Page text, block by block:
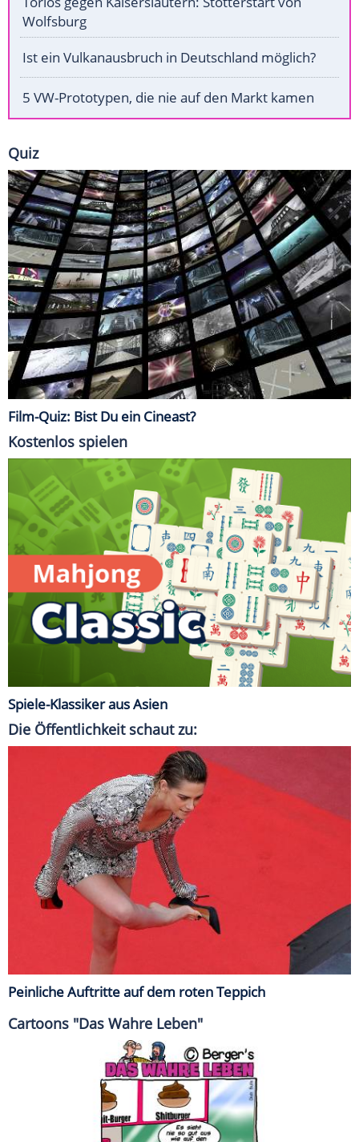
Wolfsburg
Ist ein Vulkanausbruch in Deutschland möglich?
5 VW-Prototypen, die nie auf den Markt kamen
Quiz
Film-Quiz: Bist Du ein Cineast?
Kostenlos spielen
Spiele-Klassiker aus Asien
Die Öffentlichkeit schaut zu:
Peinliche Auftritte auf dem roten Teppich
Cartoons "Das Wahre Leben"